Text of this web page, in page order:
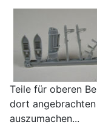
Teile für oberen
dort
auszumachen...